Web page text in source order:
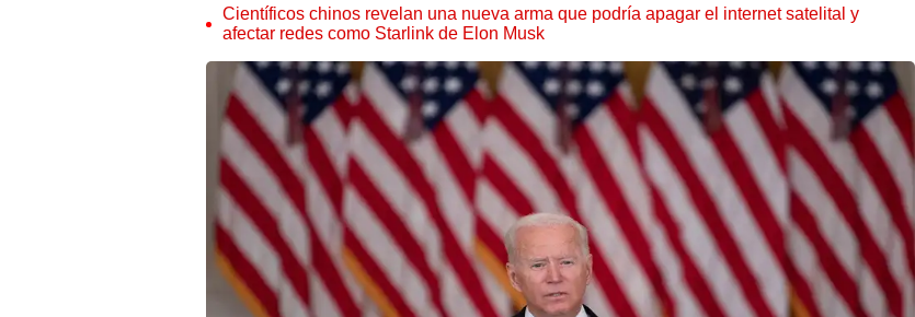
Científicos chinos revelan una nueva arma que podría apagar el internet satelital y
afectar redes como Starlink de Elon Musk